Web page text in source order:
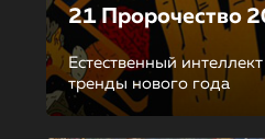
21 Пророчество
Естественный
тренды нового года